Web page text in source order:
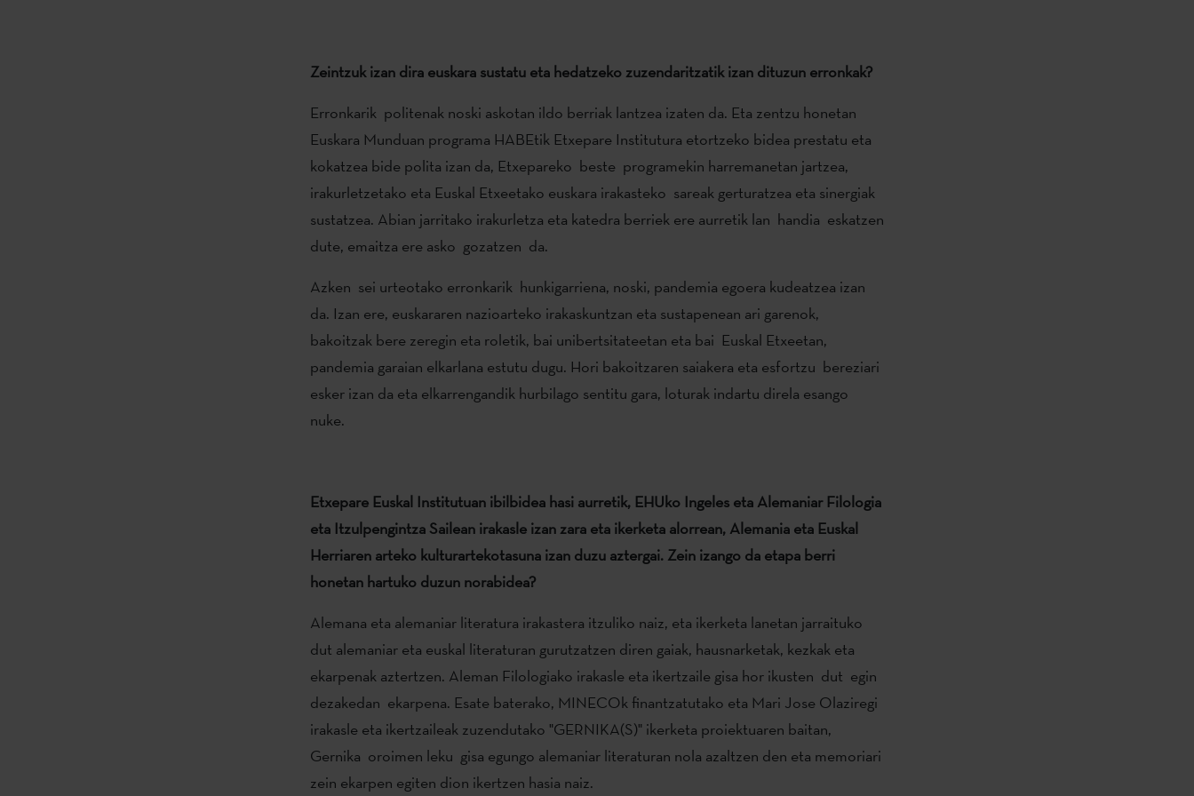
Zeintzuk izan dira euskara sustatu eta hedatzeko zuzendaritzatik izan dituzun erronkak?
Erronkarik politenak noski askotan ildo berriak lantzea izaten da. Eta zentzu honetan
Euskara Munduan programa HABEtik Etxepare Institutura etortzeko bidea prestatu eta
kokatzea bide polita izan da, Etxepareko beste programekin harremanetan jartzea,
irakurletzetako eta Euskal Etxeetako euskara irakasteko sareak gerturatzea eta sinergiak
sustatzea. Abian jarritako irakurletza eta katedra berriek ere aurretik lan handia eskatzen
dute, emaitza ere asko gozatzen da.
Azken sei urteotako erronkarik hunkigarriena, noski, pandemia egoera kudeatzea izan
da. Izan ere, euskararen nazioarteko irakaskuntzan eta sustapenean ari garenok,
bakoitzak bere zeregin eta roletik, bai unibertsitateetan eta bai Euskal Etxeetan,
pandemia garaian elkarlana estutu dugu. Hori bakoitzaren saiakera eta esfortzu bereziari
esker izan da eta elkarrengandik hurbilago sentitu gara, loturak indartu direla esango
nuke.
Etxepare Euskal Institutuan ibilbidea hasi aurretik, EHUko Ingeles eta Alemaniar Filologia
eta Itzulpengintza Sailean irakasle izan zara eta ikerketa alorrean, Alemania eta Euskal
Herriaren arteko kulturartekotasuna izan duzu aztergai. Zein izango da etapa berri
honetan hartuko duzun norabidea?
Alemana eta alemaniar literatura irakastera itzuliko naiz, eta ikerketa lanetan jarraituko
dut alemaniar eta euskal literaturan gurutzatzen diren gaiak, hausnarketak, kezkak eta
ekarpenak aztertzen. Aleman Filologiako irakasle eta ikertzaile gisa hor ikusten dut egin
dezakedan ekarpena. Esate baterako, MINECOk finantzatutako eta Mari Jose Olaziregi
irakasle eta ikertzaileak zuzendutako "GERNIKA(S)" ikerketa proiektuaren baitan,
Gernika oroimen leku gisa egungo alemaniar literaturan nola azaltzen den eta memoriari
zein ekarpen egiten dion ikertzen hasia naiz.